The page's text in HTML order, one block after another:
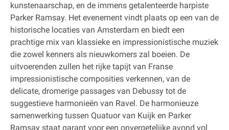
kunstenaarschap, en de immens getalenteerde harpiste
Parker Ramsay. Het evenement vindt plaats op een van de
historische locaties van Amsterdam en biedt een
prachtige mix van klassieke en impressionistische muziek
die zowel kenners als nieuwkomers zal boeien. De
uitvoerenden zullen het rijke tapijt van Franse
impressionistische composities verkennen, van de
delicate, dromerige passages van Debussy tot de
suggestieve harmonieën van Ravel. De harmonieuze
samenwerking tussen Quatuor van Kuijk en Parker
Ramsay staat garant voor een onvergetelijke avond vol